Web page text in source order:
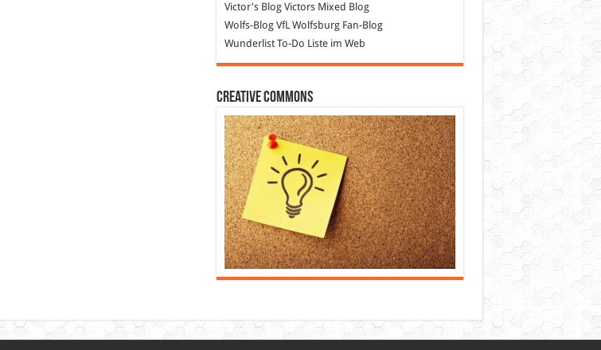
Victor's BlogVictors Mixed Blog
Wolfs-BlogVfL Wolfsburg Fan-Blog
WunderlistTo-Do Liste im Web
Creative Commons